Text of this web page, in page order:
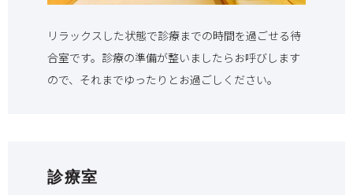
リラックスした状態で診療までの時間を過ごせる待
合室です。診療の準備が整いましたらお呼びします
ので、それまでゆったりとお過ごしください。
診療室